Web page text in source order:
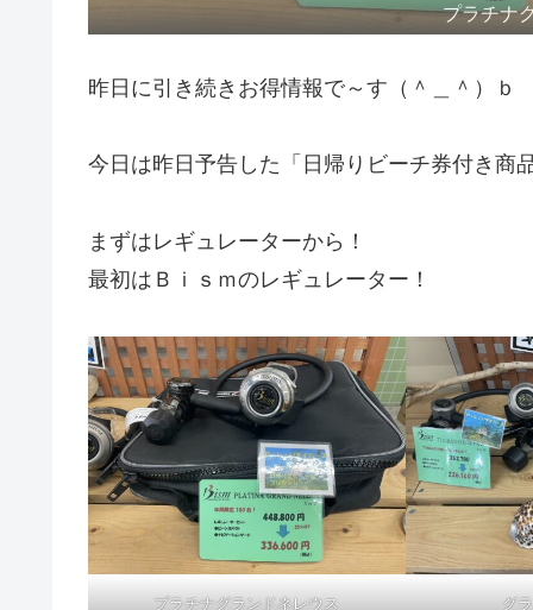
プラチナ
昨日に引き続きお得情報で～す（＾＿＾）ｂ
今日は昨日予告した「日帰りビーチ券付き商
まずはレギュレーターから！
最初はＢｉｓｍのレギュレーター！
プラチナグランドネレウス グ